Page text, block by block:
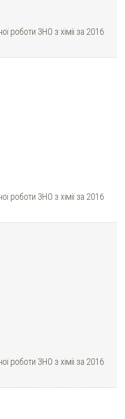
роботи ЗНО з хімії за 2016
роботи ЗНО з хімії за 2016
роботи ЗНО з хімії за 2016